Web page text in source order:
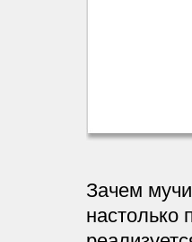
Зачем
настолько